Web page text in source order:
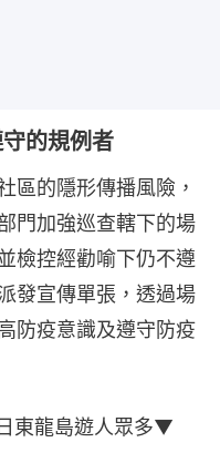
的規例者
區的隱形傳播風險，
門加強巡查轄下的場
檢控經勸喻下仍不遵
發宣傳單張，透過場
防疫意識及遵守防疫
東龍島遊人眾多▼